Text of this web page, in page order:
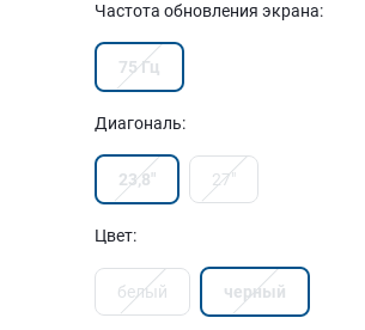
Частота обновления экрана:
75 Гц
Диагональ:
23,8″ 27″
Цвет:
белый черный